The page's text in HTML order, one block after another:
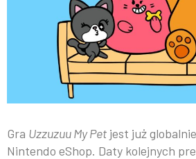
Gra Uzzuzuu My Pet jest już
Nintendo eShop. Daty kolejnych